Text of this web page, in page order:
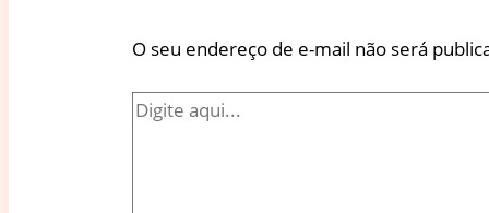
O seu endereço de e-mail não será
Digite